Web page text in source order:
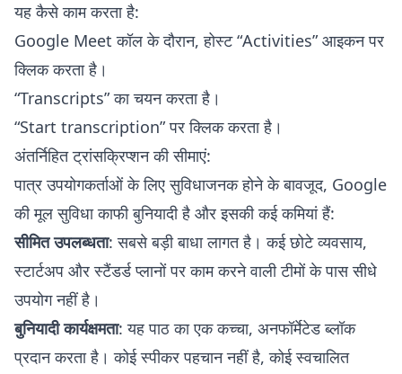
यह कैसे काम करता है:
Google Meet कॉल के दौरान, होस्ट “Activities” आइकन पर
क्लिक करता है।
“Transcripts” का चयन करता है।
“Start transcription” पर क्लिक करता है।
अंतर्निहित ट्रांसक्रिप्शन की सीमाएं:
पात्र उपयोगकर्ताओं के लिए सुविधाजनक होने के बावजूद, Google
की मूल सुविधा काफी बुनियादी है और इसकी कई कमियां हैं:
सीमित उपलब्धता: सबसे बड़ी बाधा लागत है। कई छोटे व्यवसाय,
स्टार्टअप और स्टैंडर्ड प्लानों पर काम करने वाली टीमों के पास सीधे
उपयोग नहीं है।
बुनियादी कार्यक्षमता: यह पाठ का एक कच्चा, अनफॉर्मेटेड ब्लॉक
प्रदान करता है। कोई स्पीकर पहचान नहीं है, कोई स्वचालित